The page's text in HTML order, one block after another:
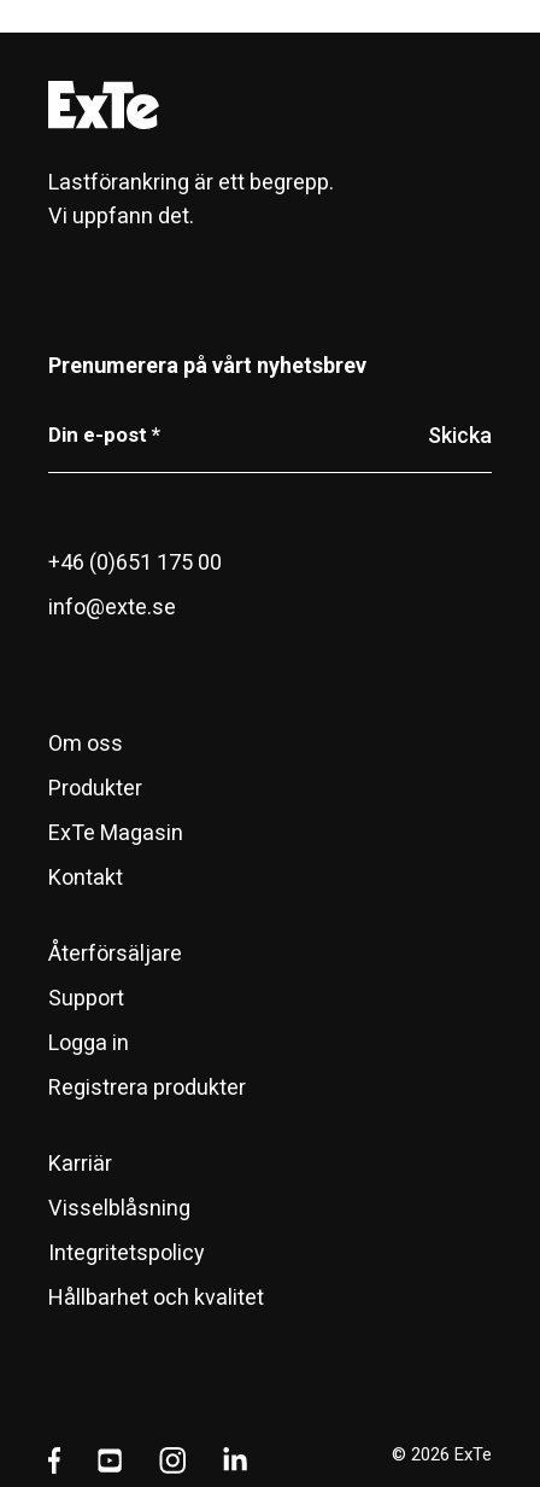
Lastförankring är ett begrepp.
Vi uppfann det.
Prenumerera på vårt nyhetsbrev
+46 (0)651 175 00
info@exte.se
Om oss
Produkter
ExTe Magasin
Kontakt
Återförsäljare
Support
Logga in
Registrera produkter
Karriär
Visselblåsning
Integritetspolicy
Hållbarhet och kvalitet
© 2026 ExTe